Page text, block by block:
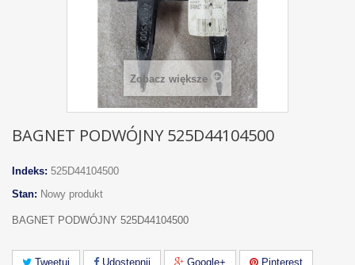
Zobacz większe
BAGNET PODWÓJNY 525D44104500
Indeks: 525D44104500
Stan: Nowy produkt
BAGNET PODWÓJNY 525D44104500
Tweetuj Udostępnij Google+ Pinterest